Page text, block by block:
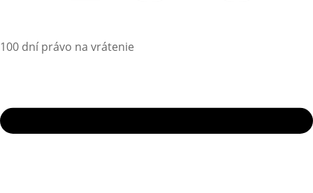
100 dní právo na vrátenie